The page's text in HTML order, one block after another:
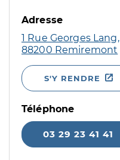
Adresse
1 Rue Georges Lang,
88200 Remiremont
S'Y RENDRE
Téléphone
03 29 23 41 41